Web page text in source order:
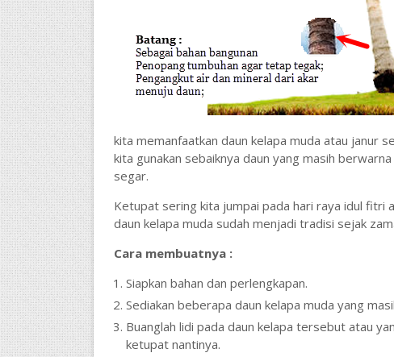
kita memanfaatkan daun kelapa muda atau janur
kita gunakan sebaiknya daun yang masih
segar.
Ketupat sering kita jumpai pada hari raya idul fitri
daun kelapa muda sudah menjadi tradisi sejak
Cara membuatnya :
Siapkan bahan dan perlengkapan.
Sediakan beberapa daun kelapa muda yang
Buanglah lidi pada daun kelapa tersebut atau
ketupat nantinya.